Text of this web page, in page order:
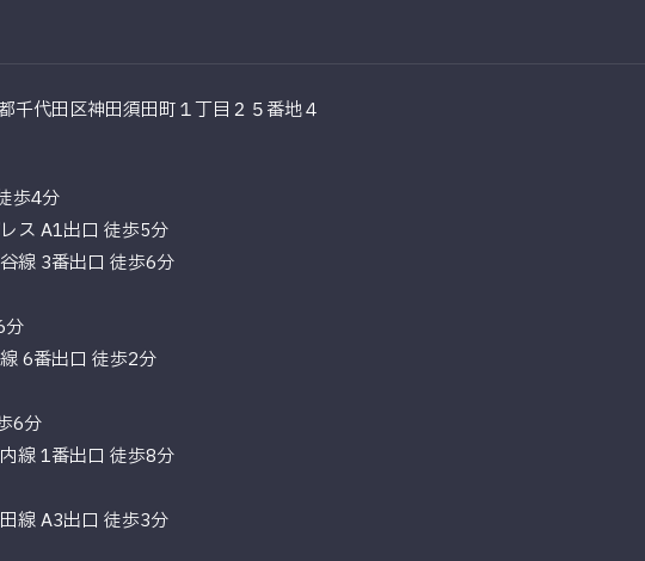
千代田区神田須田町１丁目２５番地４
歩4分
ス A1出口 徒歩5分
線 3番出口 徒歩6分
分
6番出口 徒歩2分
6分
線 1番出口 徒歩8分
線 A3出口 徒歩3分